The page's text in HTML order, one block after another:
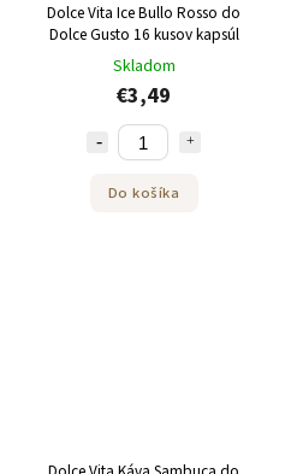
Dolce Vita Ice Bullo Rosso do
Dolce Gusto 16 kusov kapsúl
Skladom
€3,49
Do košíka